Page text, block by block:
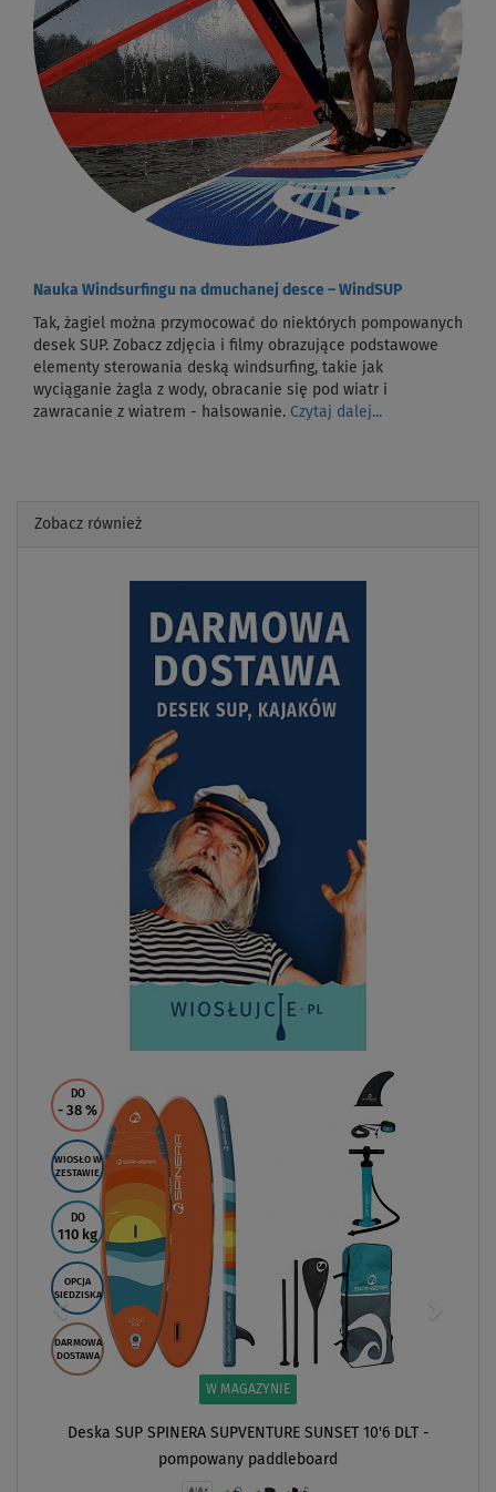
Nauka Windsurfingu na dmuchanej desce – WindSUP
Tak, żagiel można przymocować do niektórych pompowanych
desek SUP. Zobacz zdjęcia i filmy obrazujące podstawowe
elementy sterowania deską windsurfing, takie jak
wyciąganie żagla z wody, obracanie się pod wiatr i
zawracanie z wiatrem - halsowanie. Czytaj dalej...
Zobacz również
DO
- 38 %
WIOSŁO W
ZESTAWIE
DO
110 kg
OPCJA
SIEDZISKA
DARMOWA
DOSTAWA
W MAGAZYNIE
Deska SUP SPINERA SUPVENTURE SUNSET 10'6 DLT -
pompowany paddleboard